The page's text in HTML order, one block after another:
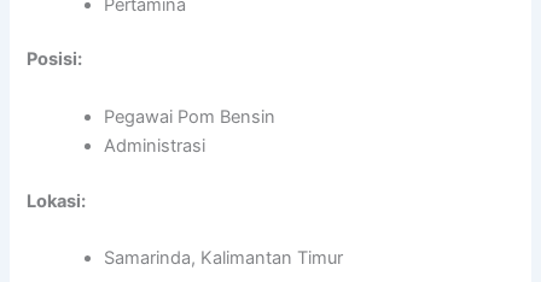
Posisi:
Pegawai Pom Bensin
Administrasi
Lokasi:
Samarinda, Kalimantan Timur